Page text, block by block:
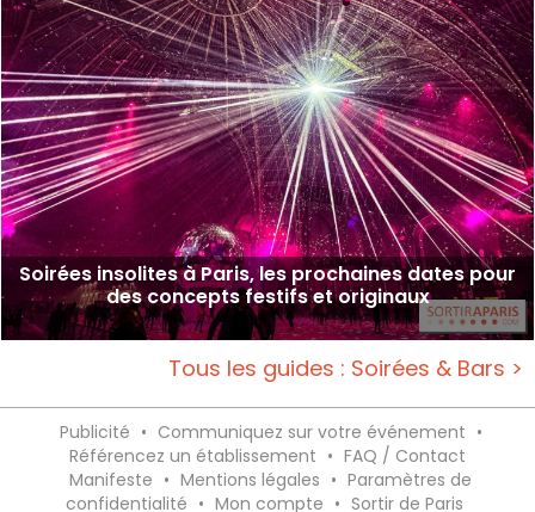
Soirées insolites à Paris, les prochaines dates pour
des concepts festifs et originaux
Tous les guides : Soirées & Bars >
Publicité • Communiquez sur votre événement •
Référencez un établissement • FAQ / Contact
Manifeste • Mentions légales • Paramètres de
confidentialité • Mon compte • Sortir de Paris